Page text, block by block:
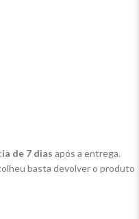
de 7 dias após a entrega.
basta devolver o produto